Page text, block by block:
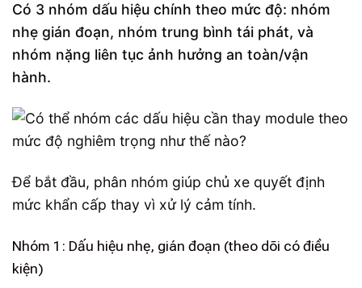
Có 3 nhóm dấu hiệu chính theo mức độ: nhóm
nhẹ gián đoạn, nhóm trung bình tái phát, và
nhóm nặng liên tục ảnh hưởng an toàn/vận
hành.
Để bắt đầu, phân nhóm giúp chủ xe quyết định
mức khẩn cấp thay vì xử lý cảm tính.
Nhóm 1: Dấu hiệu nhẹ, gián đoạn (theo dõi có điều
kiện)